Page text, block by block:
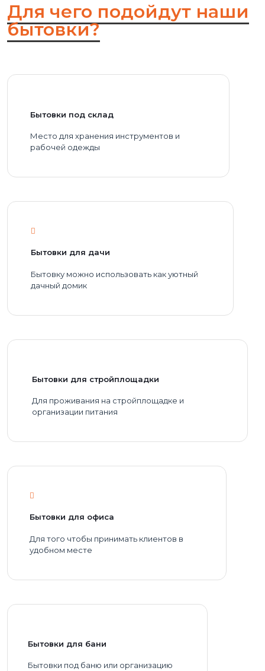
Для чего подойдут наши
бытовки?
Бытовки под склад
Место для хранения инструментов и
рабочей одежды
Бытовки для дачи
Бытовку можно использовать как уютный
дачный домик
Бытовки для стройплощадки
Для проживания на стройплощадке и
организации питания
Бытовки для офиса
Для того чтобы принимать клиентов в
удобном месте
Бытовки для бани
Бытовки под баню или организацию